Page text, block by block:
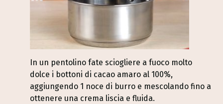
In un pentolino fate sciogliere a fuoco molto
dolce i bottoni di cacao amaro al 100%,
aggiungendo 1 noce di burro e mescolando fino a
ottenere una crema liscia e fluida.